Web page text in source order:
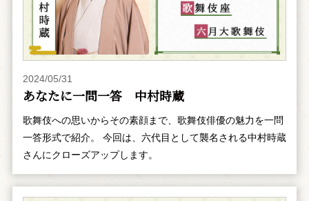
2024/05/31
あなたに一問一答 中村時蔵
歌舞伎への思いからその素顔まで、歌舞伎俳優の魅力を一問
一答形式で紹介。 今回は、六代目として襲名される中村時蔵
さんにクローズアップします。